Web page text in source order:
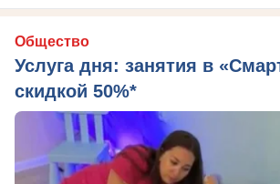
Общество
Услуга дня: занятия в
скидкой 50%*